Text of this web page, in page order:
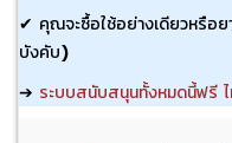
✔ คุณจะซื้อใช้อย่างเดียวหรือย
บังคับ)
➔ ระบบสนับสนุนทั้งหมดนี้ฟรี